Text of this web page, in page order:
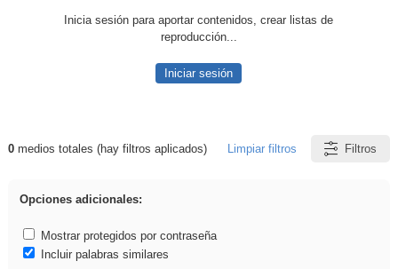
Inicia sesión para aportar contenidos, crear listas de
reproducción...
Iniciar sesión
Resultados de: Crotona
0medios totales (hay filtros aplicados) Limpiar filtros Filtros
Opciones adicionales:
Mostrar protegidos por contraseña
Incluir palabras similares